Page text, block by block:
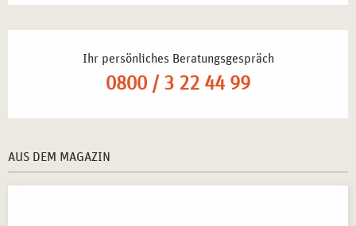
Ihr persönliches Beratungsgespräch
0800 / 3 22 44 99
AUS DEM MAGAZIN